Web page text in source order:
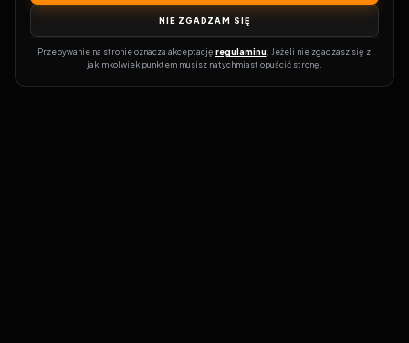
NIE ZGADZAM SIĘ
Przebywanie na stronie oznacza akceptację regulaminu . Jeżeli nie zgadzasz się z
jakimkolwiek punktem musisz natychmiast opuścić stronę.